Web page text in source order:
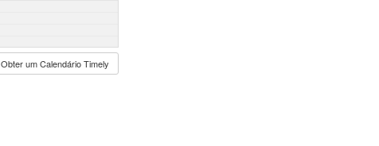
Obter um Calendário Timely